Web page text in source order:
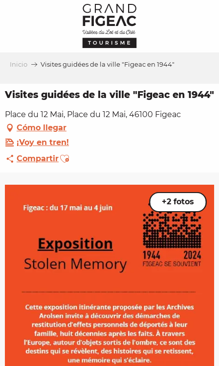
Inicio Visites guidées de la ville "Figeac en 1944"
Visites guidées de la ville "Figeac en 1944"
Place du 12 Mai, Place du 12 Mai, 46100 Figeac
Cómo llegar
¡Voy en tren!
CompartirAjouter aux favoris
+2 fotos